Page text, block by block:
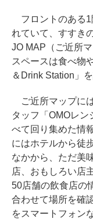
フロントのある1
れていて、すすき
JO MAP（ご近所
スペースは食べ物
＆Drink Station」
ご近所マップに
タッフ「OMOレ
べて回り集めた情
にはホテルから徒
なかから、ただ美
店、おもしろい店
50店舗の飲食店の
合わせて場所を確
をスマートフォン